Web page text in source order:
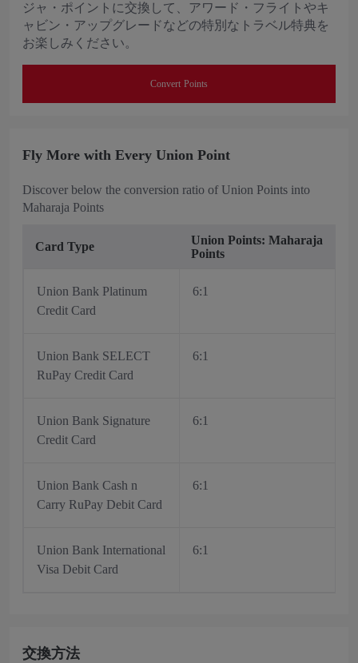
ジャ・ポイントに交換して、アワード・フライトやキ
ャビン・アップグレードなどの特別なトラベル特典を
お楽しみください。
Convert Points
Fly More with Every Union Point
Discover below the conversion ratio of Union Points into
Maharaja Points
Card Type
Union Points: Maharaja
Points
Union Bank Platinum
Credit Card
6:1
Union Bank SELECT
RuPay Credit Card
6:1
Union Bank Signature
Credit Card
6:1
Union Bank Cash n
Carry RuPay Debit Card
6:1
Union Bank International
Visa Debit Card
6:1
交換方法